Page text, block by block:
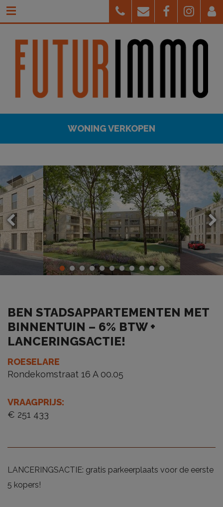
WONING VERKOPEN
BEN STADSAPPARTEMENTEN MET
BINNENTUIN – 6% BTW +
LANCERINGSACTIE!
ROESELARE
Rondekomstraat 16 A 00.05
VRAAGPRIJS:
€ 251 433
LANCERINGSACTIE: gratis parkeerplaats voor de eerste
5 kopers!